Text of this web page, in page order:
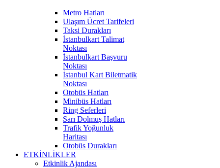
Metro Hatları
Ulaşım Ücret Tarifeleri
Taksi Durakları
İstanbulkart Talimat
Noktası
İstanbulkart Başvuru
Noktası
İstanbul Kart Biletmatik
Noktası
Otobüs Hatları
Minibüs Hatları
Ring Seferleri
Sarı Dolmuş Hatları
Trafik Yoğunluk
Haritası
Otobüs Durakları
ETKİNLİKLER
Etkinlik Ajandası